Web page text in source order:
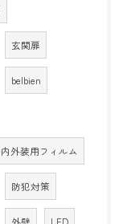
玄関扉
belbien
内外装用フィルム
防犯対策